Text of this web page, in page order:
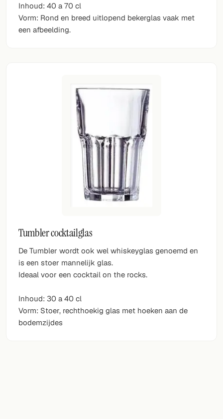
Inhoud: 40 a 70 cl
Vorm: Rond en breed uitlopend bekerglas vaak met
een afbeelding.
Tumbler cocktailglas
De Tumbler wordt ook wel whiskeyglas genoemd en
is een stoer mannelijk glas.
Ideaal voor een cocktail on the rocks.
Inhoud: 30 a 40 cl
Vorm: Stoer, rechthoekig glas met hoeken aan de
bodemzijdes